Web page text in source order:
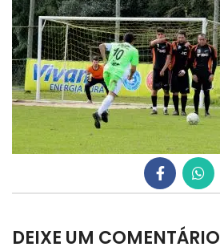
DEIXE UM COMENTÁRIO